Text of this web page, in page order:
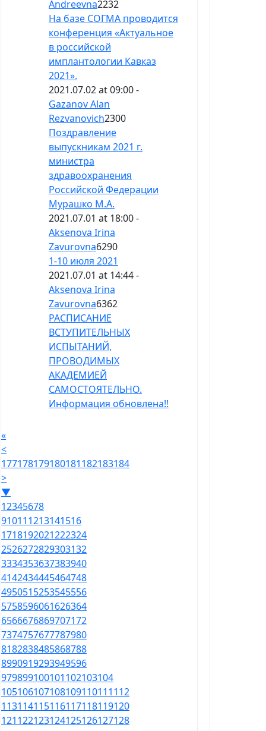
Andreevna2232
На базе СОГМА проводится
конференция «Актуальное
в российской
имплантологии Кавказ
2021».
2021.07.02 at 09:00 -
Gazanov Alan
Rezvanovich2300
Поздравление
выпускникам 2021 г.
министра
здравоохранения
Российской Федерации
Мурашко М.А.
2021.07.01 at 18:00 -
Aksenova Irina
Zavurovna6290
1-10 июля 2021
2021.07.01 at 14:44 -
Aksenova Irina
Zavurovna6362
РАСПИСАНИЕ
ВСТУПИТЕЛЬНЫХ
ИСПЫТАНИЙ,
ПРОВОДИМЫХ
АКАДЕМИЕЙ
САМОСТОЯТЕЛЬНО.
Информация обновлена!!
«
<
177178179180181182183184
>
▼
12345678
910111213141516
1718192021222324
2526272829303132
3334353637383940
4142434445464748
4950515253545556
5758596061626364
6566676869707172
7374757677787980
8182838485868788
8990919293949596
979899100101102103104
105106107108109110111112
113114115116117118119120
121122123124125126127128